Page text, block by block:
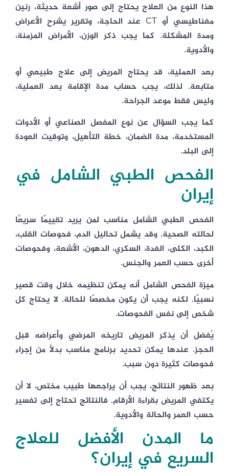
هذا النوع من العلاج يحتاج إلى صور أشعة حديثة، رنين
مغناطيسي أو CT عند الحاجة، وتقرير يشرح الأعراض
ومدة المشكلة. كما يجب ذكر الوزن، الأمراض المزمنة،
والأدوية.
بعد العملية، قد يحتاج المريض إلى علاج طبيعي أو
متابعة. لذلك، يجب حساب مدة الإقامة بعد العملية،
وليس فقط موعد الجراحة.
كما يجب السؤال عن نوع المفصل الصناعي أو الأدوات
المستخدمة، مدة الضمان، خطة التأهيل، وتوقيت العودة
إلى البلد.
الفحص الطبي الشامل في
إيران
الفحص الطبي الشامل مناسب لمن يريد تقييمًا سريعًا
لحالته الصحية. وقد يشمل تحاليل الدم، فحوصات القلب،
الكبد، الكلى، الغدة، السكري، الدهون، الأشعة، وفحوصات
أخرى حسب العمر والجنس.
ميزة الفحص الشامل أنه يمكن تنظيمه خلال وقت قصير
نسبيًا. لكنه يجب أن يكون مخصصًا للحالة. لا يحتاج كل
شخص إلى نفس الفحوصات.
يُفضل أن يذكر المريض تاريخه المرضي وأعراضه قبل
الحجز. عندها يمكن تحديد برنامج مناسب بدلًا من إجراء
فحوصات كثيرة دون سبب.
بعد ظهور النتائج، يجب أن يراجعها طبيب مختص، لا أن
يكتفي المريض بقراءة الأرقام. فالنتائج تحتاج إلى تفسير
حسب العمر والحالة والأدوية.
ما المدن الأفضل للعلاج
السريع في إيران؟